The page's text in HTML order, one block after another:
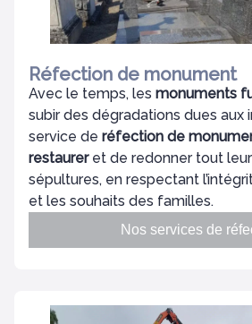
Réfection de monument
Avec le temps, les monuments
subir des dégradations dues aux
service de réfection de
restaureret de redonner tout
sépultures, en respectant
et les souhaits des familles.
Nos services de